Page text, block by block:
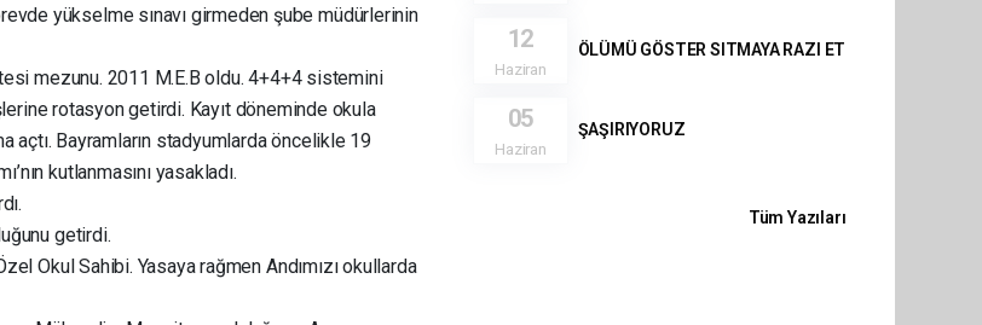
yükselme sınavı girmeden şube müdürlerinin
mezunu. 2011 M.E.B oldu. 4+4+4 sistemini
rotasyon getirdi. Kayıt döneminde okula
açtı. Bayramların stadyumlarda öncelikle 19
kutlanmasını yasakladı.
getirdi.
Okul Sahibi. Yasaya rağmen Andımızı okullarda
12
Haziran
ÖLÜMÜ GÖSTER SITMAYA RAZI ET
05
Haziran
ŞAŞIRIYORUZ
Tüm Yazıları